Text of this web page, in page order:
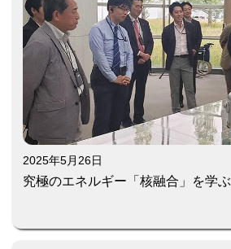
2025年5月26日
究極のエネルギー「核融合」を学ぶ